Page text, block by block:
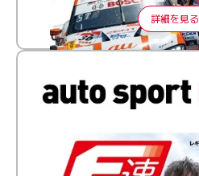
詳細を見る